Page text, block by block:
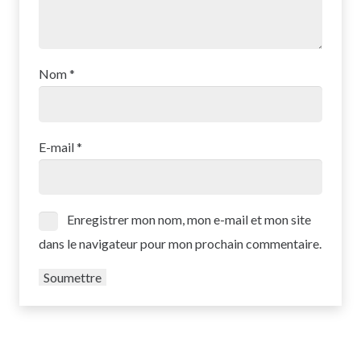
Nom*
E-mail*
Enregistrer mon nom, mon e-mail et mon site
dans le navigateur pour mon prochain commentaire.